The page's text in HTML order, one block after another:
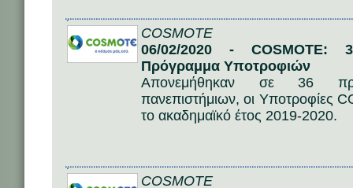
COSMOTE
06/02/2020 - COSMOTE:
Πρόγραμμα Υποτροφιών
Απονεμήθηκαν σε 36
πανεπιστήμιων, οι Υποτροφίες
το ακαδημαϊκό έτος 2019-2020.
COSMOTE